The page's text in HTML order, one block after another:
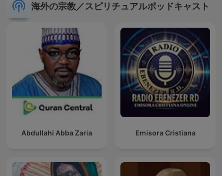
海外の宗教／スピリチュアルポッドキャスト
Abdullahi Abba Zaria Emisora Cristiana